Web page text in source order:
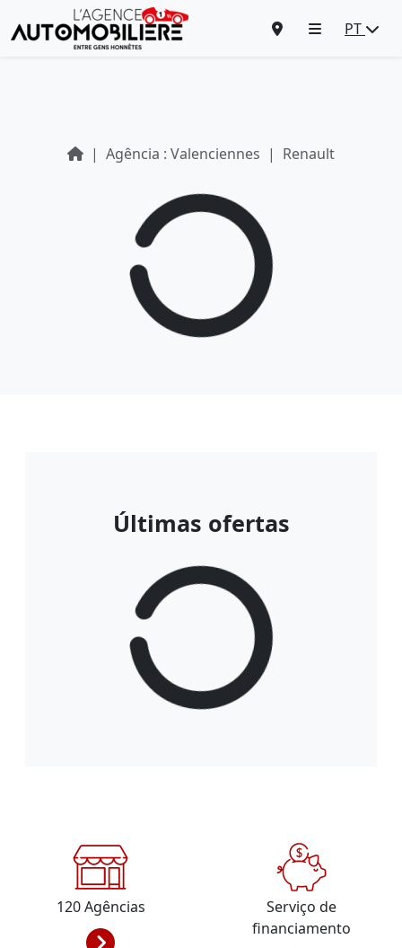
PT
Agência : Valenciennes Renault
Últimas ofertas
120Agências
Serviço de
financiamento